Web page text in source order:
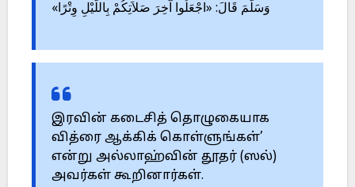
وَسَلَّمَ قَالَ: «اجْعَلُوا آخِرَ صَلاَتِكُمْ بِاللَّيْلِ وِتْرًا»
இரவின் கடைசித் தொழுகையாக
வித்ரை ஆக்கிக் கொள்ளுங்கள்’
என்று அல்லாஹ்வின் தூதர் (ஸல்)
அவர்கள் கூறினார்கள்.